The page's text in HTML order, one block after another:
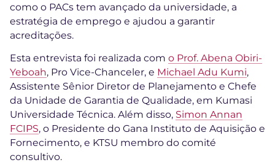
como o PACs tem avançado da universidade, a
estratégia de emprego e ajudou a garantir
acreditações.
Esta entrevista foi realizada com o Prof. Abena Obiri-
Yeboah, Pro Vice-Chanceler, e Michael Adu Kumi,
Assistente Sênior Diretor de Planejamento e Chefe
da Unidade de Garantia de Qualidade, em Kumasi
Universidade Técnica. Além disso, Simon Annan
FCIPS, o Presidente do Gana Instituto de Aquisição e
Fornecimento, e KTSU membro do comité
consultivo.